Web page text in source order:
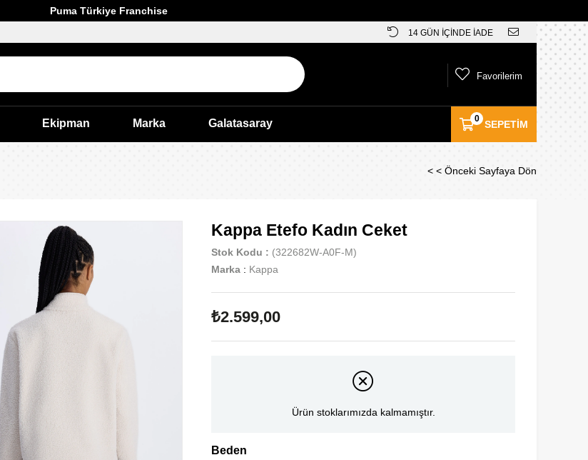
Puma Türkiye Franchise
14 GÜN İÇİNDE İADE
SEPETIM
0
Favorilerim
Ekipman Marka Galatasaray
< < Önceki Sayfaya Dön
Kappa Etefo Kadın Ceket
Stok Kodu
(322682W-A0F-M)
Marka : Kappa
₺2.599,00
Ürün stoklarımızda kalmamıştır.
Beden